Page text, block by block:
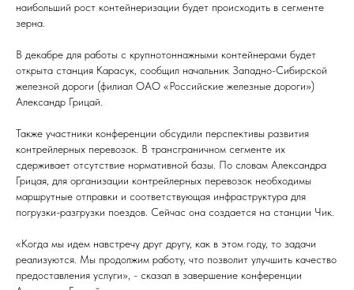
наибольший рост контейнеризации будет происходить в сегменте
зерна.
В декабре для работы с крупнотоннажными контейнерами будет
открыта станция Карасук, сообщил начальник Западно-Сибирской
железной дороги (филиал ОАО «Российские железные дороги»)
Александр Грицай.
Также участники конференции обсудили перспективы развития
контрейлерных перевозок. В трансграничном сегменте их
сдерживает отсутствие нормативной базы. По словам Александра
Грицая, для организации контрейлерных перевозок необходимы
маршрутные отправки и соответствующая инфраструктура для
погрузки-разгрузки поездов. Сейчас она создается на станции Чик.
«Когда мы идем навстречу друг другу, как в этом году, то задачи
реализуются. Мы продолжим работу, что позволит улучшить качество
предоставления услуги», - сказал в завершение конференции